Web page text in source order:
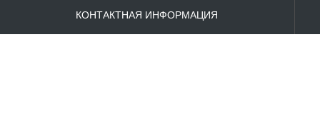
КОНТАКТНАЯ ИНФОРМАЦИЯ